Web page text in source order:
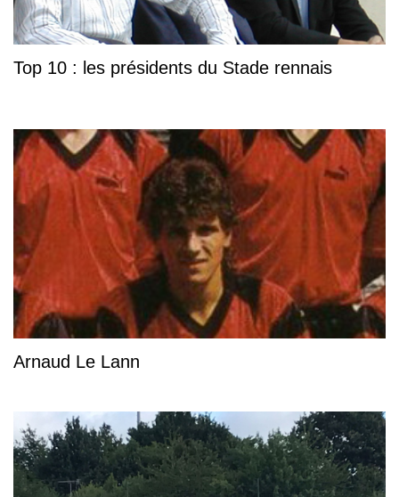
Top 10 : les présidents du Stade rennais
Arnaud Le Lann